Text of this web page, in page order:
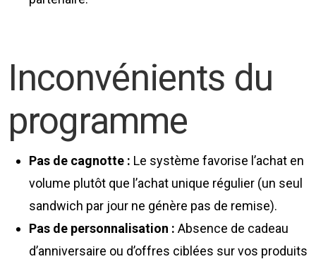
Inconvénients du
programme
Pas de cagnotte : Le système favorise l’achat en
volume plutôt que l’achat unique régulier (un seul
sandwich par jour ne génère pas de remise).
Pas de personnalisation : Absence de cadeau
d’anniversaire ou d’offres ciblées sur vos produits